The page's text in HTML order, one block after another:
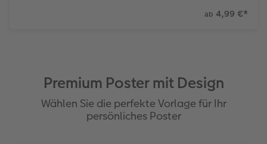
ab 4,99 €*
Premium Poster mit Design
Wählen Sie die perfekte Vorlage für Ihr
persönliches Poster